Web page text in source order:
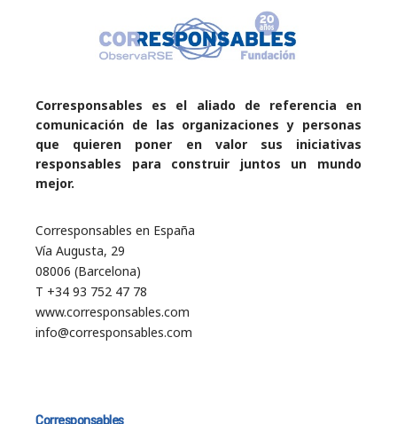
Corresponsables es el aliado de referencia en
comunicación de las organizaciones y personas
que quieren poner en valor sus iniciativas
responsables para construir juntos un mundo
mejor.
Corresponsables en España
Vía Augusta, 29
08006 (Barcelona)
T +34 93 752 47 78
www.corresponsables.com
info@corresponsables.com
Corresponsables